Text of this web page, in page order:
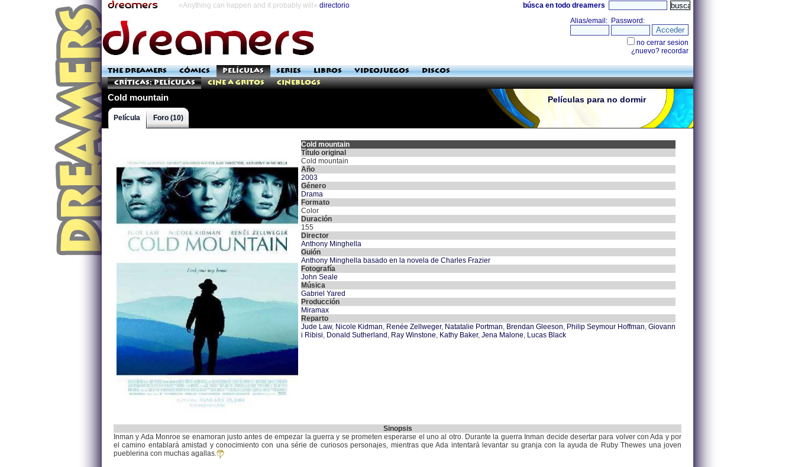
«Anything can happen and it probably will» directorio búsca en todo dreamers
THE DREAMERS CÓMICS PELÍCULAS SERIES LIBROS VIDEOJUEGOS
DISCOS
Críticas: Películas
Cine a Gritos Cineblogs
Cold mountain Películas para no dormir
Película Foro (10)
Cold mountain
Título original
Cold mountain
Año
2003
Género
Drama
Formato
Color
Duración
155
Director
Anthony Minghella
Guión
Anthony Minghella basado en la novela de Charles Frazier
Fotografía
John Seale
Música
Gabriel Yared
Producción
Miramax
Reparto
Jude Law, Nicole Kidman, Renée Zellweger, Natatalie Portman, Brendan Gleeson, Philip Seymour Hoffman, Giovann
i Ribisi, Donald Sutherland , Ray Winstone, Kathy Baker, Jena Malone, Lucas Black
Sinopsis
Inman y Ada Monroe se enamoran justo antes de empezar la guerra y se prometen esperarse el uno al otro. Durante la guerra Inman decide desertar para volver con Ada y por
el camino entablará amistad y conocimiento con una série de curiosos personajes, mientras que Ada intentará levantar su granja con la ayuda de Ruby Thewes una joven
pueblerina con muchas agallas.